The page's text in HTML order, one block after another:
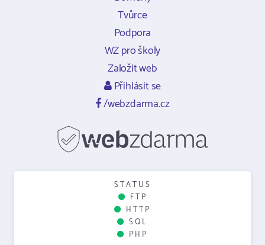
Tvůrce
Podpora
WZ pro školy
Založit web
Přihlásit se
/webzdarma.cz
STATUS
FTP
HTTP
SQL
PHP